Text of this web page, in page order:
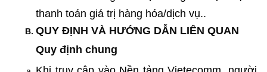
thanh toán giá trị hàng hóa/dịch vụ..
QUY ĐỊNH VÀ HƯỚNG DẪN LIÊN QUAN
Quy định chung